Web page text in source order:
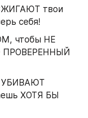
твои
себя!
чтобы НЕ
ПРОВЕРЕННЫЙ
УБИВАЮТ
ХОТЯ БЫ